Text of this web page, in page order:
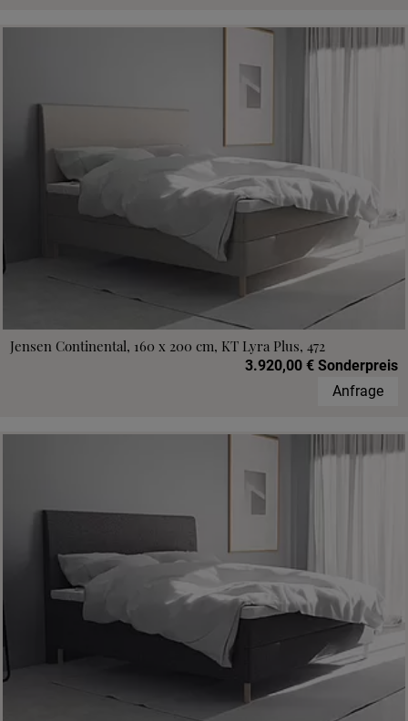
Jensen Continental, 160 x 200 cm, KT Lyra Plus, 472
3.920,00 € Sonderpreis
Anfrage